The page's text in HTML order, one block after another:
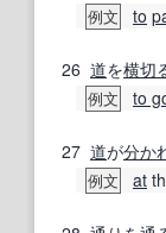
例文 to
26 道を横切
例文 to
27 道が分か
例文 at